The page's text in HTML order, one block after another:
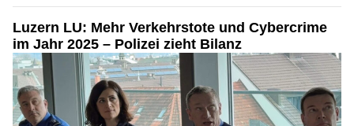
Luzern LU: Mehr Verkehrstote und Cybercrime
im Jahr 2025 – Polizei zieht Bilanz